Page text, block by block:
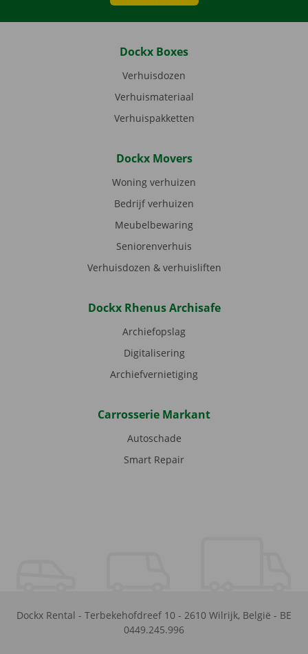
Dockx Boxes
Verhuisdozen
Verhuismateriaal
Verhuispakketten
Dockx Movers
Woning verhuizen
Bedrijf verhuizen
Meubelbewaring
Seniorenverhuis
Verhuisdozen & verhuisliften
Dockx Rhenus Archisafe
Archiefopslag
Digitalisering
Archiefvernietiging
Carrosserie Markant
Autoschade
Smart Repair
Dockx Rental - Terbekehofdreef 10 - 2610 Wilrijk, België - BE
0449.245.996